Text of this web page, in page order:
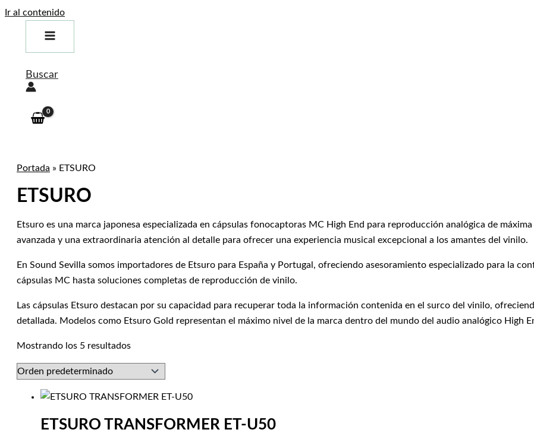
Ir al contenido
Buscar
Portada » ETSURO
ETSURO
Etsuro es una marca japonesa especializada en cápsulas fonocaptoras MC High End para reproducción analógica de
avanzada y una extraordinaria atención al detalle para ofrecer una experiencia musical excepcional a los amantes del vinilo.
En Sound Sevilla somos importadores de Etsuro para España y Portugal, ofreciendo asesoramiento especializado para la
cápsulas MC hasta soluciones completas de reproducción de vinilo.
Las cápsulas Etsuro destacan por su capacidad para recuperar toda la información contenida en el surco del vinilo,
detallada. Modelos como Etsuro Gold representan el máximo nivel de la marca dentro del mundo del audio analógico High
Mostrando los 5 resultados
ETSURO TRANSFORMER ET-U50